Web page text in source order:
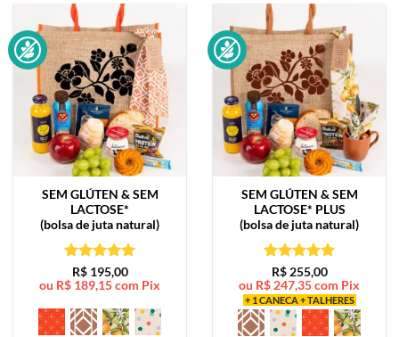
SEM GLÚTEN & SEM
LACTOSE*
(bolsa de juta natural)
Avaliação5
de 5
R$195,00
ou R$ 189,15com Pix
SEM GLÚTEN & SEM
LACTOSE* PLUS
(bolsa de juta natural)
Avaliação5
de 5
R$255,00
ou R$ 247,35com Pix
+ 1 CANECA + TALHERES